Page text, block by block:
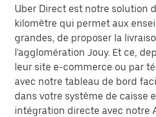
Uber Direct est notre solution
kilomètre qui permet aux
grandes, de proposer la
l'agglomération Jouy. Et ce,
leur site e-commerce ou par
avec notre tableau de bord
dans votre système de caisse
intégration directe avec notre